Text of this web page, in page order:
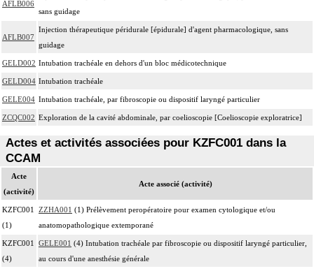
AFLB006
sans guidage
AFLB007
Injection thérapeutique péridurale [épidurale] d'agent pharmacologique, sans
guidage
GELD002 Intubation trachéale en dehors d'un bloc médicotechnique
GELD004 Intubation trachéale
GELE004 Intubation trachéale, par fibroscopie ou dispositif laryngé particulier
ZCQC002 Exploration de la cavité abdominale, par coelioscopie [Coelioscopie exploratrice]
Actes et activités associées pour KZFC001 dans la
CCAM
Acte
(activité)
Acte associé (activité)
KZFC001
(1)
ZZHA001 (1) Prélèvement peropératoire pour examen cytologique et/ou
anatomopathologique extemporané
KZFC001
(4)
GELE001 (4) Intubation trachéale par fibroscopie ou dispositif laryngé particulier,
au cours d'une anesthésie générale